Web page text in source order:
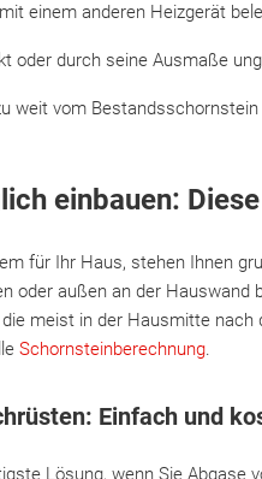
einem anderen Heizgerät
oder durch seine Ausmaße
weit vom
einbauen:
für Ihr Haus, stehen Ihnen
oder außen an der
meist in der Hausmitte nach
Schornsteinberechnung.
Einfach und
Lösung, wenn Sie Abgase